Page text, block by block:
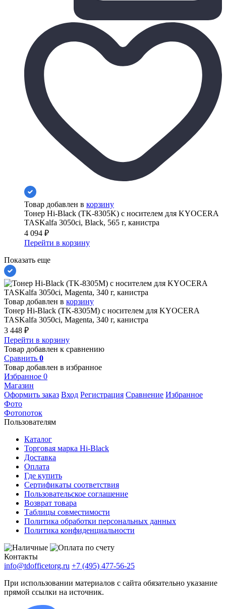
Товар добавлен в корзину
Тонер Hi-Black (TK-8305K) с носителем для KYOCERA
TASKalfa 3050ci, Black, 565 г, канистра
4 094 ₽
Перейти в корзину
Показать еще
Товар добавлен в корзину
Тонер Hi-Black (TK-8305M) с носителем для KYOCERA
TASKalfa 3050ci, Magenta, 340 г, канистра
3 448 ₽
Перейти в корзину
Товар добавлен к сравнению
Сравнить 0
Товар добавлен в избранное
Избранное 0
Магазин
Оформить заказ Вход Регистрация Сравнение Избранное
Фото
Фотопоток
Пользователям
Каталог
Торговая марка Hi-Black
Доставка
Оплата
Где купить
Сертификаты соответствия
Пользовательское соглашение
Возврат товара
Таблицы совместимости
Политика обработки персональных данных
Политика конфиденциальности
Контакты
info@tdofficetorg.ru +7 (495) 477-56-25
При использовании материалов с сайта обязательно указание
прямой ссылки на источник.